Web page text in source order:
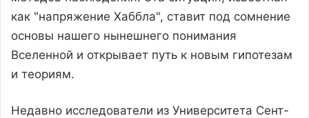
как "напряжение Хаббла", ставит под сомнение
основы нашего нынешнего понимания
Вселенной и открывает путь к новым гипотезам
и теориям.
Недавно исследователи из Университета Сент-